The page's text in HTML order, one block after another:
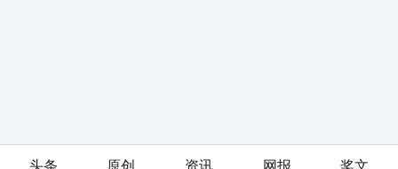
头条 原创 资讯 网报
奖文